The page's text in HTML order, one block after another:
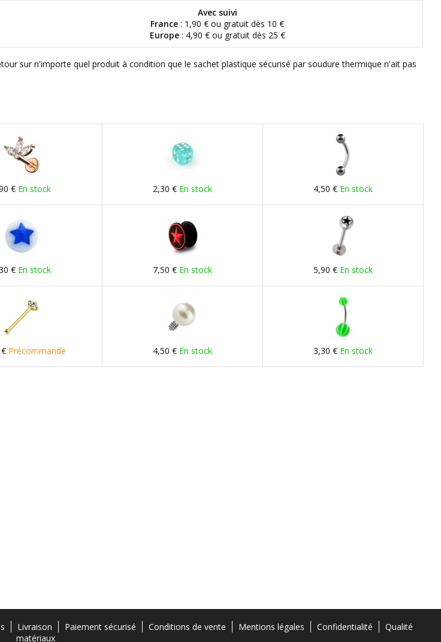
Avec suivi
France : 1,90 € ou gratuit dès 10 €
Europe: 4,90 € ou gratuit dès 25 €
sur n'importe quel produit à condition que le sachet plastique sécurisé par soudure thermique n'ait pas
€ En stock 2,30 € En stock 4,50 € En stock
€ En stock 7,50 € En stock 5,90 € En stock
Précommande 4,50 € En stock 3,30 € En stock
Livraison Paiement sécurisé Conditions de vente Mentions légales Confidentialité
Qualité
matériaux